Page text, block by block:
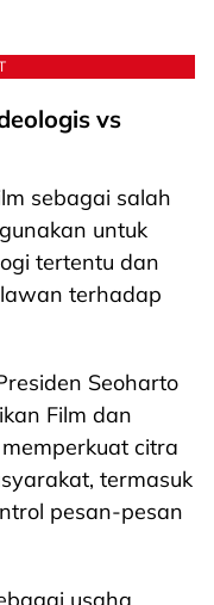
vs
sebagai salah
untuk
tertentu dan
terhadap
Seoharto
Film dan
citra
termasuk
pesan-pesan